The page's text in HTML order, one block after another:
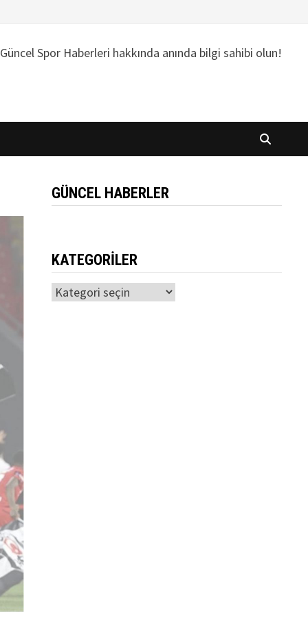
Güncel Spor Haberleri hakkında anında bilgi sahibi olun!
GÜNCEL HABERLER
KATEGORILER
Kategoriler